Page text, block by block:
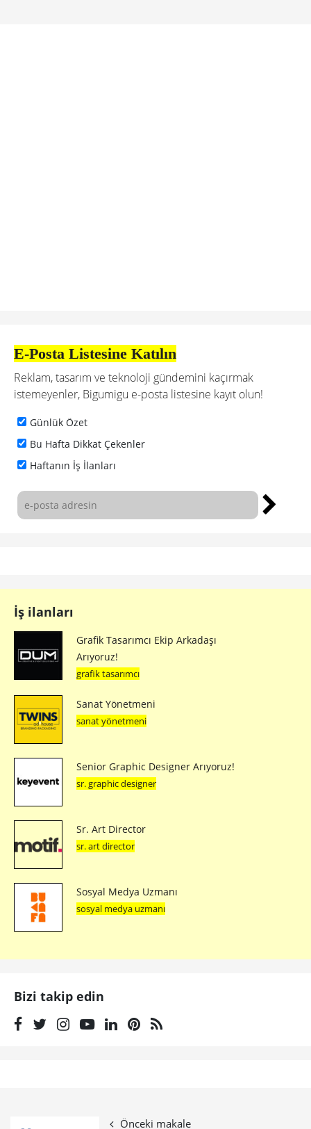
E-Posta Listesine Katılın
Reklam, tasarım ve teknoloji gündemini kaçırmak
istemeyenler, Bigumigu e-posta listesine kayıt olun!
Günlük Özet
Bu Hafta Dikkat Çekenler
Haftanın İş İlanları
İş ilanları
Grafik Tasarımcı Ekip Arkadaşı
Arıyoruz!
grafik tasarımcı
Sanat Yönetmeni
sanat yönetmeni
Senior Graphic Designer Arıyoruz!
sr. graphic designer
Sr. Art Director
sr. art director
Sosyal Medya Uzmanı
sosyal medya uzmanı
Bizi takip edin
Önceki makale